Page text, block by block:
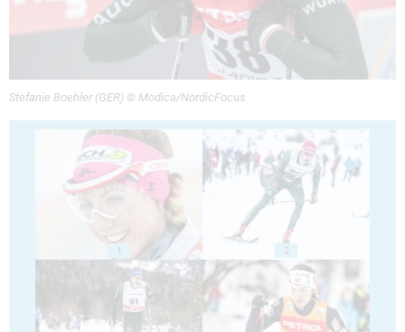
Stefanie Boehler (GER) © Modica/NordicFocus
1 2